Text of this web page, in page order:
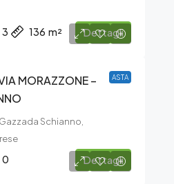
3 136 m² Dettagli
ASTA
MORAZZONE –
Schianno,
0 Dettagli